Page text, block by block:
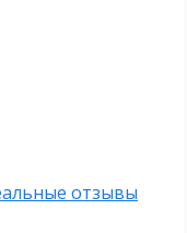
отзывы